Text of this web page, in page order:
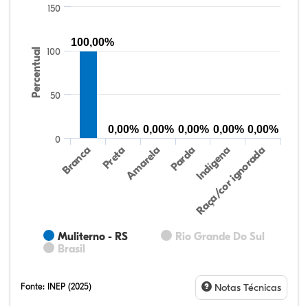
Percentual
Muliterno - RS
Rio Grande Do Sul
Brasil
Branca PretaAmarela PardaIndígena
Raça/cor ignorada
0
50
100
150
100,00%
0,00% 0,00% 0,00% 0,00% 0,00%
Fonte: INEP (2025) Notas Técnicas